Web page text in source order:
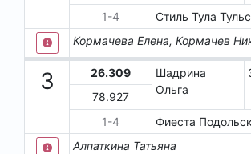
1-4 СтильТула
Кормачева Елена, Кормачев
3 26.309
Шадрина
Ольга
78.927
1-4 Фиеста Подольск
Алпаткина Татьяна